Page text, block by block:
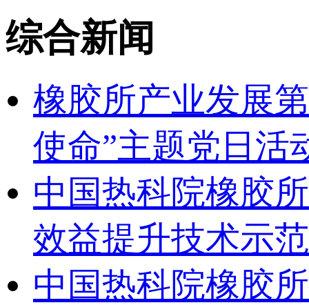
综合新闻
橡胶所产业发展
使命”主题党日活
中国热科院橡胶
效益提升技术示
中国热科院橡胶